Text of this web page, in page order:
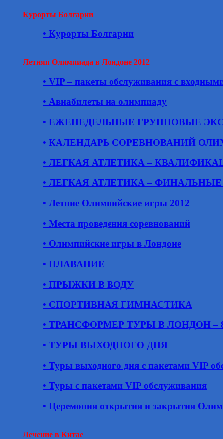
Курорты Болгарии
• Курорты Болгарии
Летняя Олимпиада в Лондоне 2012
• VIP – пакеты обслуживания с
• Авиабилеты на олимпиаду
• ЕЖЕНЕДЕЛЬНЫЕ ГРУППОВЫЕ
• КАЛЕНДАРЬ СОРЕВНОВАНИЙ
• ЛЕГКАЯ АТЛЕТИКА –
• ЛЕГКАЯ АТЛЕТИКА –
• Летние Олимпийские игры 2012
• Места проведения соревнований
• Олимпийские игры в Лондоне
• ПЛАВАНИЕ
• ПРЫЖКИ В ВОДУ
• СПОРТИВНАЯ ГИМНАСТИКА
• ТРАНСФОРМЕР ТУРЫ В ЛОНДОН – 8
• ТУРЫ ВЫХОДНОГО ДНЯ
• Туры выходного дня с пакетами VIP
• Туры с пакетами VIP обслуживания
• Церемония открытия и закрытия
Лечение в Китае